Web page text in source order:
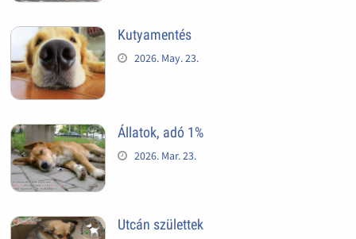
Kutyamentés
2026. May. 23.
Állatok, adó 1%
2026. Mar. 23.
Utcán születtek